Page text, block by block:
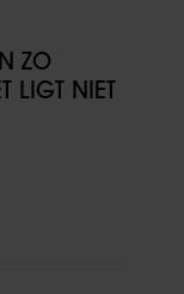
ZO
LIGT NIET